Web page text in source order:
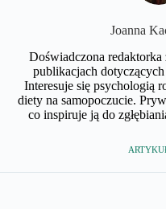
Joanna
Doświadczona
publikacjach
Interesuje się psychologią
diety na samopoczucie.
co inspiruje ją do